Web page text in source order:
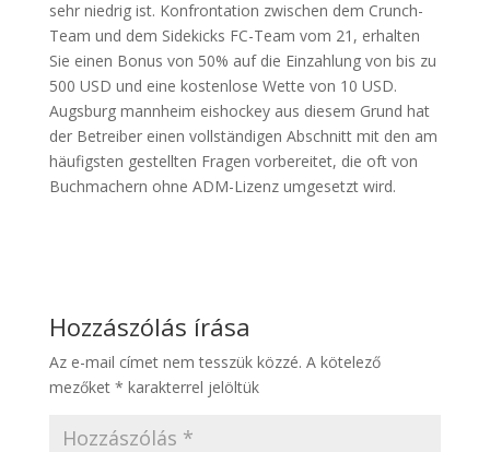
sehr niedrig ist. Konfrontation zwischen dem Crunch-
Team und dem Sidekicks FC-Team vom 21, erhalten
Sie einen Bonus von 50% auf die Einzahlung von bis zu
500 USD und eine kostenlose Wette von 10 USD.
Augsburg mannheim eishockey aus diesem Grund hat
der Betreiber einen vollständigen Abschnitt mit den am
häufigsten gestellten Fragen vorbereitet, die oft von
Buchmachern ohne ADM-Lizenz umgesetzt wird.
Hozzászólás írása
Az e-mail címet nem tesszük közzé. A kötelező
mezőket * karakterrel jelöltük